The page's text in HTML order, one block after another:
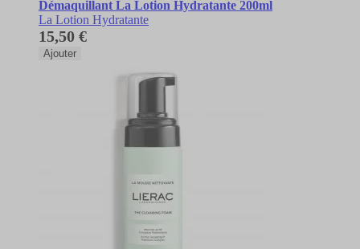
Démaquillant La Lotion Hydratante 200ml
La Lotion Hydratante
15,50 €
Ajouter